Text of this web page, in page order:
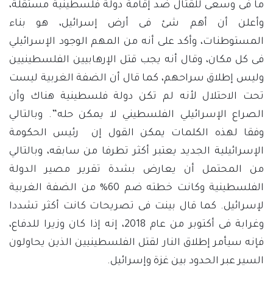
ما فى وسعى للقتال ضد إقامة دولة فلسطينية مستقلة،
وأعلن أن أهم شئ فى أرض إسرائيل، هو بناء
المستوطنات، وأكد على أنه من المهم الوجود الإسرائيلي
فى كل مكان، وقال أنه يجب قتل الإرهابيين الفلسطينيين
وليس إطلاق سراحهم، كما قال أن الضفة الغربية ليست
تحت الاحتلال لأنه لم تكن دولة فلسطينية هناك وأن
الصراع الإسرائيلي الفلسطيني لا يمكن حله”. وبالتالي
وفقا لهذه الكلمات يمكن القول إن رئيس الحكومة
الإسرائيلية الجديد يعتبر أكثر تطرفا من سابقه، وبالتالي
من المحتمل أن يعارض بشدة تقرير مصير الدولة
الفلسطينية وكانت خطته ضم 60% من الضفة الغربية
لإسرائيل. كما قال بينت فى تصريحات كانت أكثر تشددا
وغرابة فى أكتوبر من عام 2018، إنه إذا كان وزيرا للدفاع،
فإنه سيأمر إطلاق النار لقتل الفلسطينيين الذين يحاولون
السير عبر الحدود بين غزة وإسرائيل.